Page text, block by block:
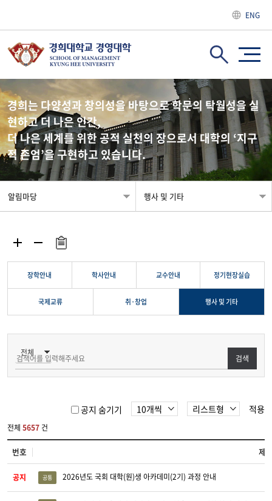
ENG
경희는 다양성과 창의성을 바탕으로 학문의 탁월성을 실
현하고 더 나은 인간,
더 나은 세계를 위한 공적 실천의 장으로서 대학의 ‘지구
적 존엄’을 구현하고 있습니다.
알림마당 행사 및 기타
장학안내 학사안내 교수안내 정기현장실습
국제교류 취·창업 행사 및 기타
검색
공지 숨기기 적용
전체 5657 건
번호 제
공지 공통 2026년도 국회 대학(원)생 아카데미(2기) 과정 안내